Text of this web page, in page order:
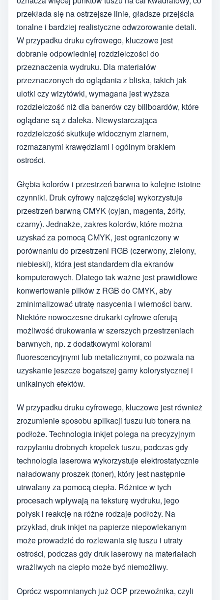
przekłada się na ostrzejsze linie, gładsze przejścia
tonalne i bardziej realistyczne odwzorowanie detali.
W przypadku druku cyfrowego, kluczowe jest
dobranie odpowiedniej rozdzielczości do
przeznaczenia wydruku. Dla materiałów
przeznaczonych do oglądania z bliska, takich jak
ulotki czy wizytówki, wymagana jest wyższa
rozdzielczość niż dla banerów czy billboardów, które
oglądane są z daleka. Niewystarczająca
rozdzielczość skutkuje widocznym ziarnem,
rozmazanymi krawędziami i ogólnym brakiem
ostrości.
Głębia kolorów i przestrzeń barwna to kolejne istotne
czynniki. Druk cyfrowy najczęściej wykorzystuje
przestrzeń barwną CMYK (cyjan, magenta, żółty,
czarny). Jednakże, zakres kolorów, które można
uzyskać za pomocą CMYK, jest ograniczony w
porównaniu do przestrzeni RGB (czerwony, zielony,
niebieski), która jest standardem dla ekranów
komputerowych. Dlatego tak ważne jest prawidłowe
konwertowanie plików z RGB do CMYK, aby
zminimalizować utratę nasycenia i wierności barw.
Niektóre nowoczesne drukarki cyfrowe oferują
możliwość drukowania w szerszych przestrzeniach
barwnych, np. z dodatkowymi kolorami
fluorescencyjnymi lub metalicznymi, co pozwala na
uzyskanie jeszcze bogatszej gamy kolorystycznej i
unikalnych efektów.
W przypadku druku cyfrowego, kluczowe jest również
zrozumienie sposobu aplikacji tuszu lub tonera na
podłoże. Technologia inkjet polega na precyzyjnym
rozpylaniu drobnych kropelek tuszu, podczas gdy
technologia laserowa wykorzystuje elektrostatycznie
naładowany proszek (toner), który jest następnie
utrwalany za pomocą ciepła. Różnice w tych
procesach wpływają na teksturę wydruku, jego
połysk i reakcję na różne rodzaje podłoży. Na
przykład, druk inkjet na papierze niepowlekanym
może prowadzić do rozlewania się tuszu i utraty
ostrości, podczas gdy druk laserowy na materiałach
wrażliwych na ciepło może być niemożliwy.
Oprócz wspomnianych już OCP przewoźnika, czyli